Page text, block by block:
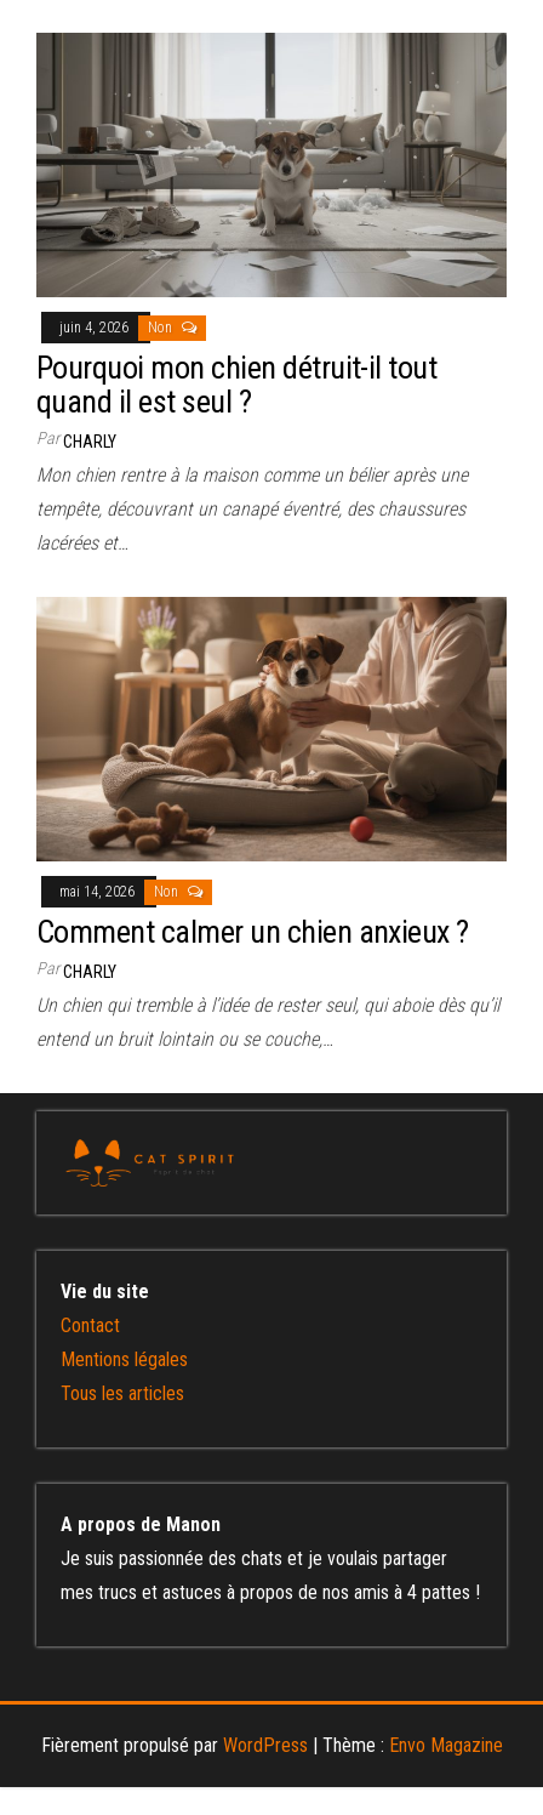
juin 4, 2026 Non
Pourquoi mon chien détruit-il tout
quand il est seul ?
ParCHARLY
Mon chien rentre à la maison comme un bélier après une
tempête, découvrant un canapé éventré, des chaussures
lacérées et…
mai 14, 2026 Non
Comment calmer un chien anxieux ?
ParCHARLY
Un chien qui tremble à l’idée de rester seul, qui aboie dès qu’il
entend un bruit lointain ou se couche,…
Vie du site
Contact
Mentions légales
Tous les articles
A propos de Manon
Je suis passionnée des chats et je voulais partager
mes trucs et astuces à propos de nos amis à 4 pattes !
Fièrement propulsé par WordPress | Thème : Envo Magazine